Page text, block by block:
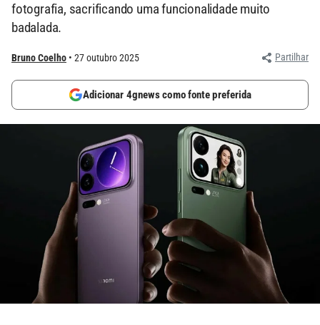
fotografia, sacrificando uma funcionalidade muito
badalada.
Bruno Coelho 27 outubro 2025 Partilhar
Adicionar 4gnews como fonte preferida